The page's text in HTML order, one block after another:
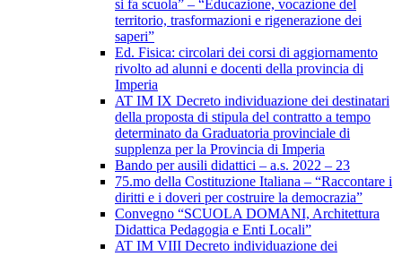
si fa scuola” – “Educazione, vocazione del
territorio, trasformazioni e rigenerazione dei
saperi”
Ed. Fisica: circolari dei corsi di aggiornamento
rivolto ad alunni e docenti della provincia di
Imperia
AT IM IX Decreto individuazione dei destinatari
della proposta di stipula del contratto a tempo
determinato da Graduatoria provinciale di
supplenza per la Provincia di Imperia
Bando per ausili didattici – a.s. 2022 – 23
75.mo della Costituzione Italiana – “Raccontare i
diritti e i doveri per costruire la democrazia”
Convegno “SCUOLA DOMANI, Architettura
Didattica Pedagogia e Enti Locali”
AT IM VIII Decreto individuazione dei